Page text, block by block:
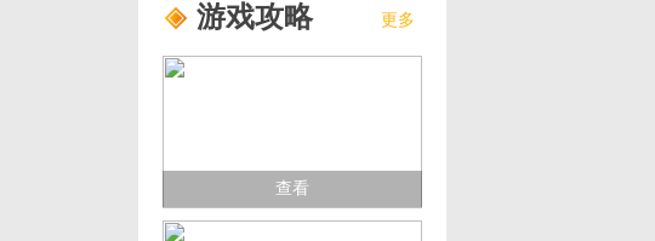
游戏攻略 更多
查看